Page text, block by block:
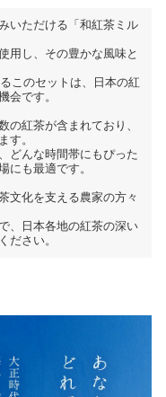
いただける「和紅茶ミル
用し、その豊かな風味と
このセットは、日本の紅
会です。
の紅茶が含まれており、
す。
どんな時間帯にもぴった
にも最適です。
文化を支える農家の方々
、日本各地の紅茶の深い
ださい。